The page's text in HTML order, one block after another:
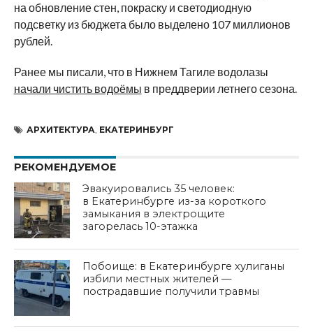
на обновление стен, покраску и светодиодную
подсветку из бюджета было выделено 107 миллионов
рублей.
Ранее мы писали, что в Нижнем Тагиле водолазы
начали чистить водоёмы в преддверии летнего сезона.
АРХИТЕКТУРА, ЕКАТЕРИНБУРГ
РЕКОМЕНДУЕМОЕ
Эвакуировались 35 человек:
в Екатеринбурге из-за короткого
замыкания в электрощите
загорелась 10-этажка
Побоище: в Екатеринбурге хулиганы
избили местных жителей —
пострадавшие получили травмы